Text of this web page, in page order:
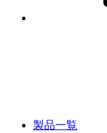
製品一覧